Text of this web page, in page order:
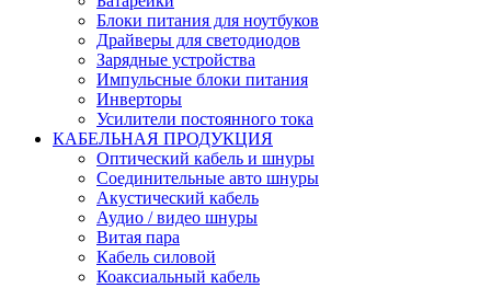
Блоки питания для ноутбуков
Драйверы для светодиодов
Зарядные устройства
Импульсные блоки питания
Инверторы
Усилители постоянного тока
КАБЕЛЬНАЯ ПРОДУКЦИЯ
Оптический кабель и шнуры
Соединительные авто шнуры
Акустический кабель
Аудио / видео шнуры
Витая пара
Кабель силовой
Коаксиальный кабель